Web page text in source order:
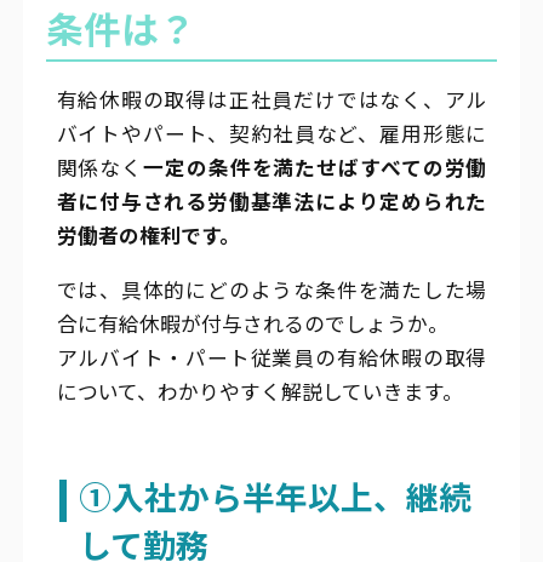
条件は？
有給休暇の取得は正社員だけではなく、アル
バイトやパート、契約社員など、雇用形態に
関係なく一定の条件を満たせばすべての労働
者に付与される労働基準法により定められた
労働者の権利です。
では、具体的にどのような条件を満たした場
合に有給休暇が付与されるのでしょうか。
アルバイト・パート従業員の有給休暇の取得
について、わかりやすく解説していきます。
①入社から半年以上、継続
して勤務